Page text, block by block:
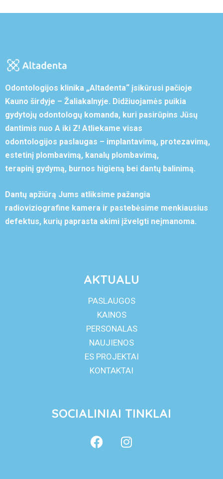
Odontologijos klinika „Altadenta“ įsikūrusi pačioje
Kauno širdyje – Žaliakalnyje. Didžiuojamės puikia
gydytojų odontologų komanda, kuri pasirūpins Jūsų
dantimis nuo A iki Z! Atliekame visas
odontologijos paslaugas – implantavimą, protezavimą,
estetinį plombavimą, kanalų plombavimą,
terapinį gydymą, burnos higieną bei dantų balinimą.
Dantų apžiūrą Jums atliksime pažangia
radioviziografine kamera ir pastebėsime menkiausius
defektus, kurių paprasta akimi įžvelgti neįmanoma.
AKTUALU
PASLAUGOS
KAINOS
PERSONALAS
NAUJIENOS
ES PROJEKTAI
KONTAKTAI
SOCIALINIAI TINKLAI